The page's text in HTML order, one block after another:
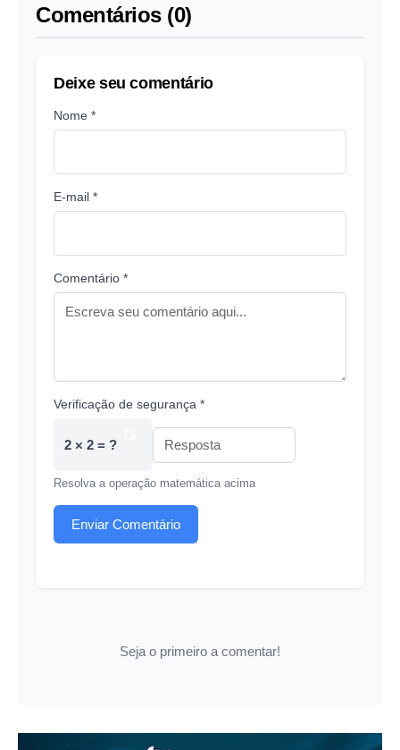
Comentários (0)
Deixe seu comentário
Nome *
E-mail *
Comentário *
Verificação de segurança *
2 × 2 = ?
Resolva a operação matemática acima
Enviar Comentário
Seja o primeiro a comentar!